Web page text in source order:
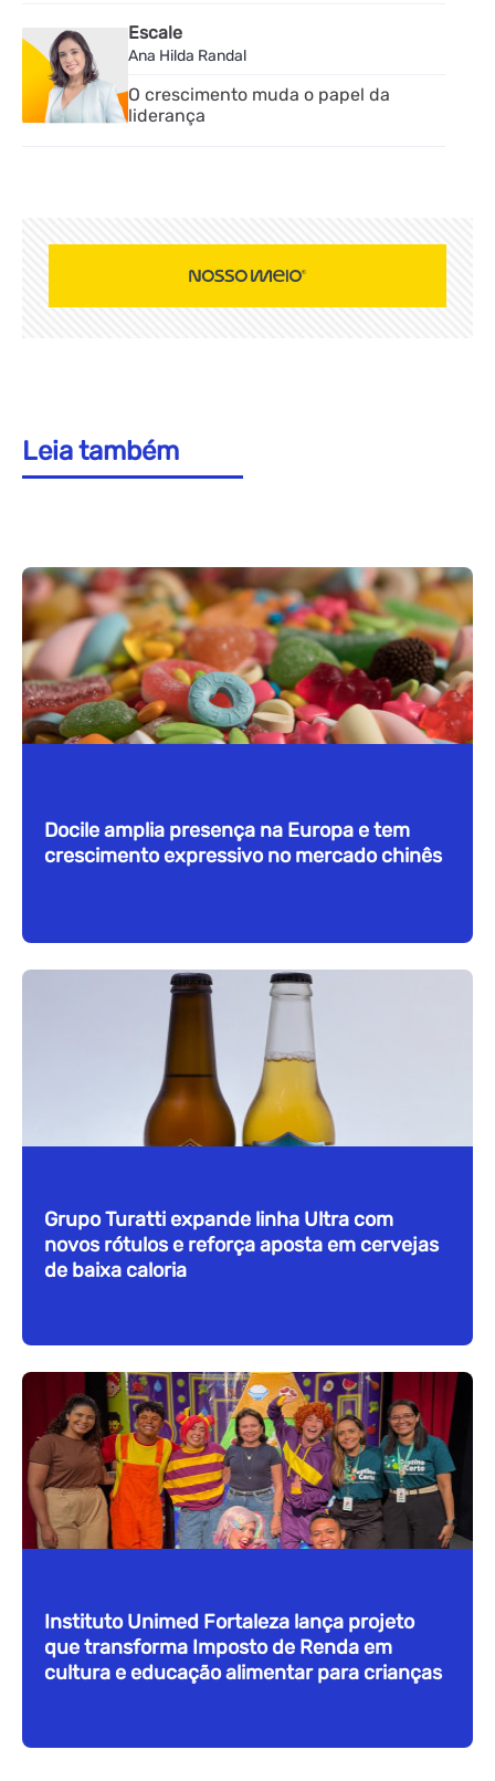
Escale
Ana Hilda Randal
O crescimento muda o papel da
liderança
Leia também
Docile amplia presença na Europa e tem
crescimento expressivo no mercado chinês
Grupo Turatti expande linha Ultra com
novos rótulos e reforça aposta em cervejas
de baixa caloria
Instituto Unimed Fortaleza lança projeto
que transforma Imposto de Renda em
cultura e educação alimentar para crianças